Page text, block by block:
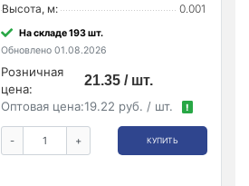
Высота, м:
0.001
На складе 193 шт.
Обновлено 01.08.2026
Розничная
цена:
21.35 / шт.
Оптовая цена:19.22 руб. / шт. !
- + КУПИТЬ